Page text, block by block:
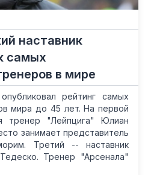
наставник
самых
в мире
рейтинг самых
мира до 45 лет. На первой
тренер "Лейпцига" Юлиан
занимает представитель
Третий -- наставник
Тренер "Арсенала"